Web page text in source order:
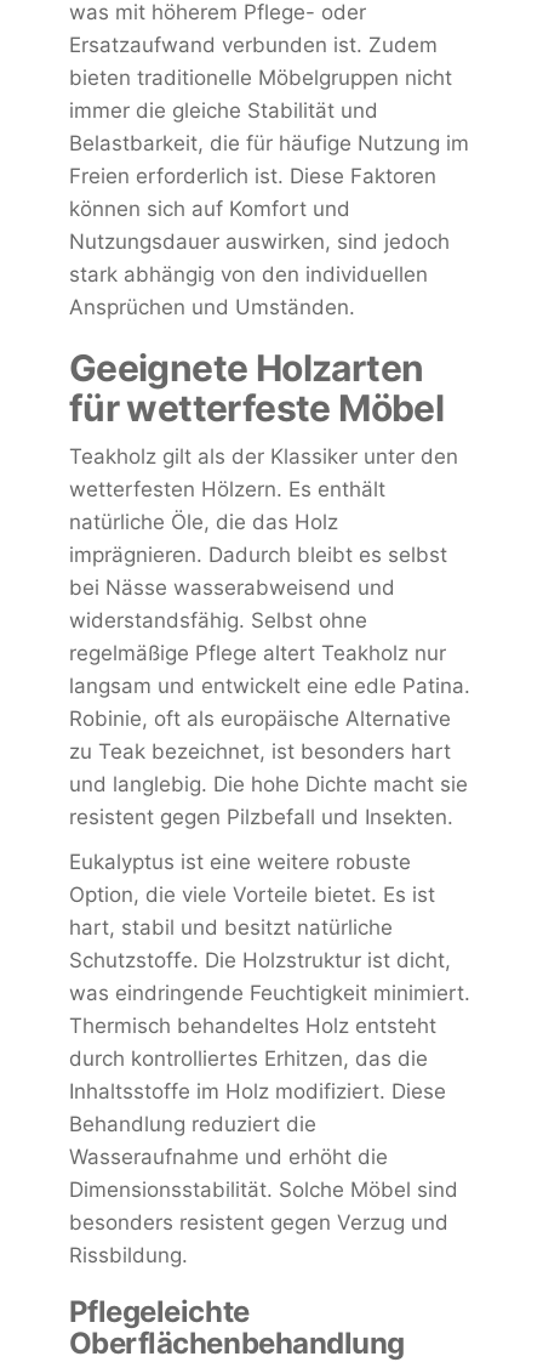
was mit höherem Pflege- oder
Ersatzaufwand verbunden ist. Zudem
bieten traditionelle Möbelgruppen nicht
immer die gleiche Stabilität und
Belastbarkeit, die für häufige Nutzung im
Freien erforderlich ist. Diese Faktoren
können sich auf Komfort und
Nutzungsdauer auswirken, sind jedoch
stark abhängig von den individuellen
Ansprüchen und Umständen.
Geeignete Holzarten
für wetterfeste Möbel
Teakholz gilt als der Klassiker unter den
wetterfesten Hölzern. Es enthält
natürliche Öle, die das Holz
imprägnieren. Dadurch bleibt es selbst
bei Nässe wasserabweisend und
widerstandsfähig. Selbst ohne
regelmäßige Pflege altert Teakholz nur
langsam und entwickelt eine edle Patina.
Robinie, oft als europäische Alternative
zu Teak bezeichnet, ist besonders hart
und langlebig. Die hohe Dichte macht sie
resistent gegen Pilzbefall und Insekten.
Eukalyptus ist eine weitere robuste
Option, die viele Vorteile bietet. Es ist
hart, stabil und besitzt natürliche
Schutzstoffe. Die Holzstruktur ist dicht,
was eindringende Feuchtigkeit minimiert.
Thermisch behandeltes Holz entsteht
durch kontrolliertes Erhitzen, das die
Inhaltsstoffe im Holz modifiziert. Diese
Behandlung reduziert die
Wasseraufnahme und erhöht die
Dimensionsstabilität. Solche Möbel sind
besonders resistent gegen Verzug und
Rissbildung.
Pflegeleichte
Oberflächenbehandlung